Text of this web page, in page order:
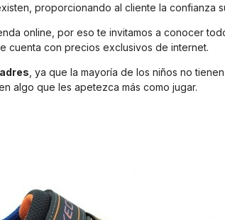
proporcionando al cliente la confianza
online, por eso te invitamos a conocer
cuenta con precios exclusivos de internet.
, ya que la mayoría de los niños no
algo que les apetezca más como jugar.